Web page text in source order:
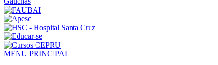
MENU PRINCIPAL